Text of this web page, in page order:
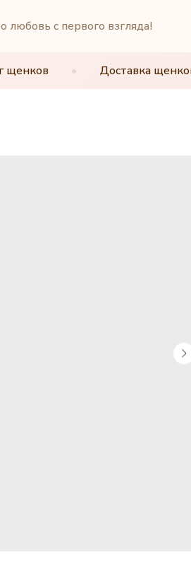
любовь с первого взгляда!
щенков Доставка
•
щенков Доставка
•